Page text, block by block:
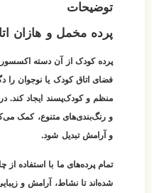
توضیحات
پرده مخمل و هازان
پرده کودک از آن دسته
فضای اتاق کودک یا نوجوان را
منظم و کودک‌پسند ایجاد کند.
و رنگ‌بندی‌های متنوع، کمک
و آرامش تبدیل شود.
تمام پرده‌های ما با استفاده
شده‌اند تا نشاط، آرامش و